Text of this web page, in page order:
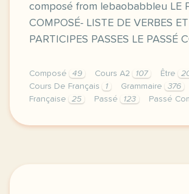
composé from lebaobabbleu LE
COMPOSÉ- LISTE DE VERBES ET
PARTICIPES PASSES LE PASSÉ
Composé 49 Cours A2 107 Être
Cours De Français
1 Grammaire 376
Française
25 Passé 123 Passé
image antiseche wikispaces